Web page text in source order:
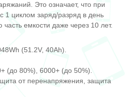
Это означает, что при
1 циклом заряд/разряд в день
емкости даже через 10 лет.
(51.2V, 40Ah).
(до 80%), 6000+ (до 50%).
от перенапряжения, защита